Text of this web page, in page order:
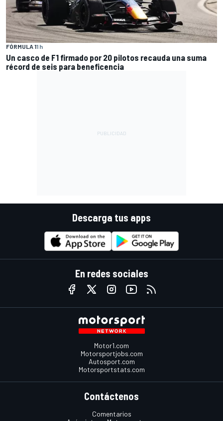
FÓRMULA 11 h
Un casco de F1 firmado por 20 pilotos recauda una suma
récord de seis para beneficencia
Descarga tus apps
En redes sociales
Motor1.com
Motorsportjobs.com
Autosport.com
Motorsportstats.com
Contáctenos
Comentarios